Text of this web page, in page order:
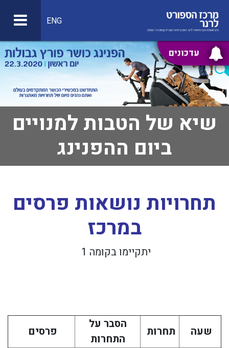
עדכונים
ENG
שיא של הטבות למנויים
ביום ההפנינג
תחרויות נושאות פרסים
במרכז
יתקיימו בקומה 1
שעה תחרות
הסבר על
התחרות
פרסים